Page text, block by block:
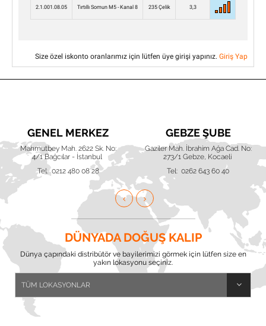
2.1.001.08.05 Tırtıllı Somun M5 - Kanal 8 235 Çelik 3,3
Size özel iskonto oranlarımız için lütfen üye girişi yapınız. Giriş Yap
GENEL MERKEZ
Mahmutbey Mah. 2622 Sk. No:
4/1 Bağcılar - İstanbul
Tel: 0212 480 08 28
GEBZE ŞUBE
Gaziler Mah. İbrahim Ağa Cad. No:
273/1 Gebze, Kocaeli
Tel: 0262 643 60 40
DÜNYADA DOĞUŞ KALIP
Dünya çapındaki distribütör ve bayilerimizi görmek için lütfen size en
yakın lokasyonu seçiniz.